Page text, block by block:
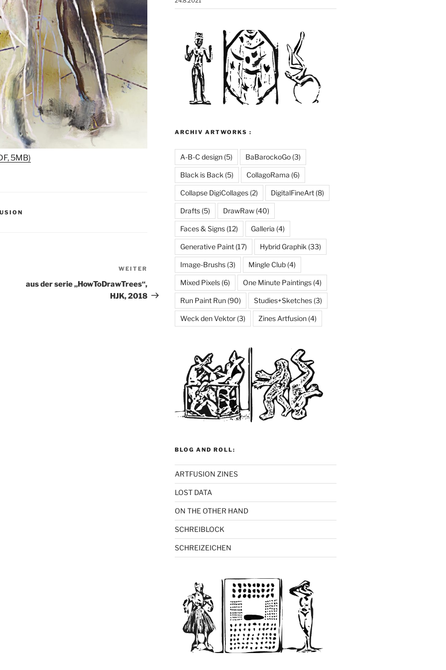
5MB)
Nächster
WEITER
aus der serie „HowToDrawTrees“,
HJK, 2018
ARCHIV ARTWORKS :
A-B-C design(5) BaBarockoGo(3)
Black is Back (5) CollagoRama (6)
Collapse DigiCollages(2) DigitalFineArt(8)
Drafts(5) DrawRaw(40)
Faces & Signs(12) Galleria (4)
Generative Paint(17) Hybrid Graphik (33)
Image-Brushs(3) Mingle Club(4)
Mixed Pixels(6) One Minute Paintings(4)
Run Paint Run(90) Studies+Sketches(3)
Weck den Vektor(3) Zines Artfusion(4)
BLOG AND ROLL:
ARTFUSION ZINES
LOST DATA
ON THE OTHER HAND
SCHREIBLOCK
SCHREIZEICHEN